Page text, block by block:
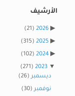
الأرشيف
2026
(21)
2025
(315)
2024
(102)
2023
(271)
ديسمبر(26)
نوفمبر(30)